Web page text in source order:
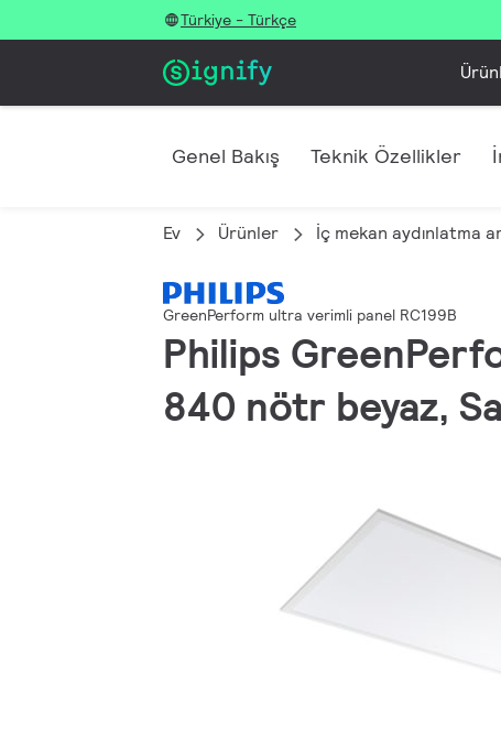
Türkiye - Türkçe
Genel Bakış Teknik Özellikler
Ev Ürünler İç mekan aydınlatma
GreenPerform ultra verimli panel RC199B
Philips
840 nötr beyaz,